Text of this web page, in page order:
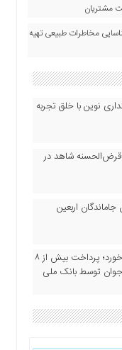
مشتریان
مخاطرات طبیعی تهیه
نوین با خلق تجربه
شاهد در
اربعین
در چهار ماه نخست ۱۴۰۵ رقم خورد؛ پرداخت بیش از ۸
توسط بانک ملی